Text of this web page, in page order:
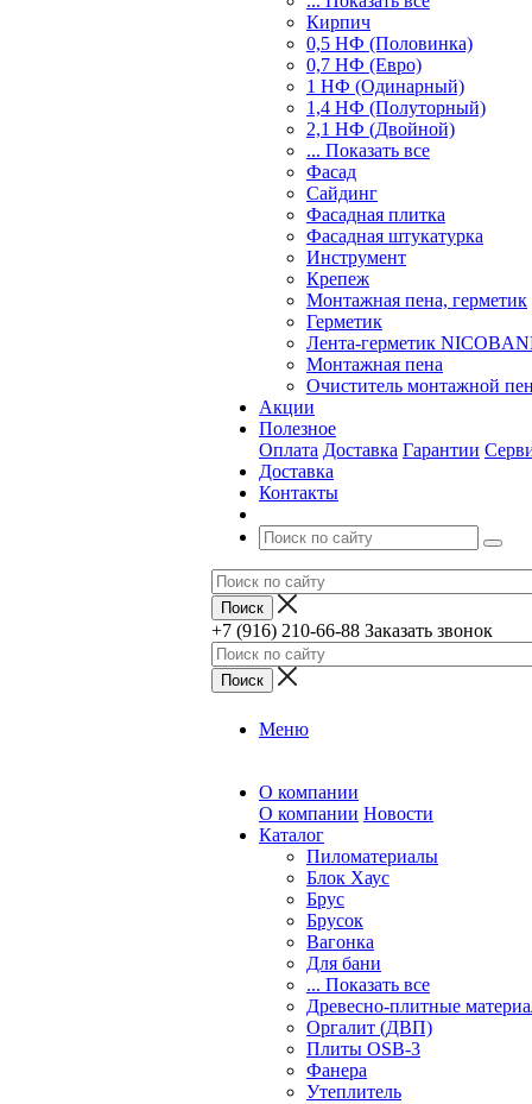
Кирпич
0,5 НФ (Половинка)
0,7 НФ (Евро)
1 НФ (Одинарный)
1,4 НФ (Полуторный)
2,1 НФ (Двойной)
... Показать все
Фасад
Сайдинг
Фасадная плитка
Фасадная штукатурка
Инструмент
Крепеж
Монтажная пена, герметик
Герметик
Лента-герметик
Монтажная пена
Очиститель монтажной
Акции
Полезное
Оплата Доставка Гарантии
Доставка
Контакты
+7 (916) 210-66-88 Заказать звонок
Меню
О компании
О компании Новости
Каталог
Пиломатериалы
Блок Хаус
Брус
Брусок
Вагонка
Для бани
... Показать все
Древесно-плитные
Оргалит (ДВП)
Плиты OSB-3
Фанера
Утеплитель